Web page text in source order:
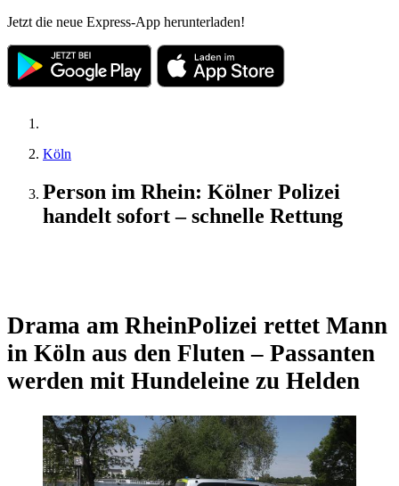
Jetzt die neue Express-App herunterladen!
Köln
Person im Rhein: Kölner Polizei
handelt sofort – schnelle Rettung
Drama am RheinPolizei rettet Mann
in Köln aus den Fluten – Passanten
werden mit Hundeleine zu Helden